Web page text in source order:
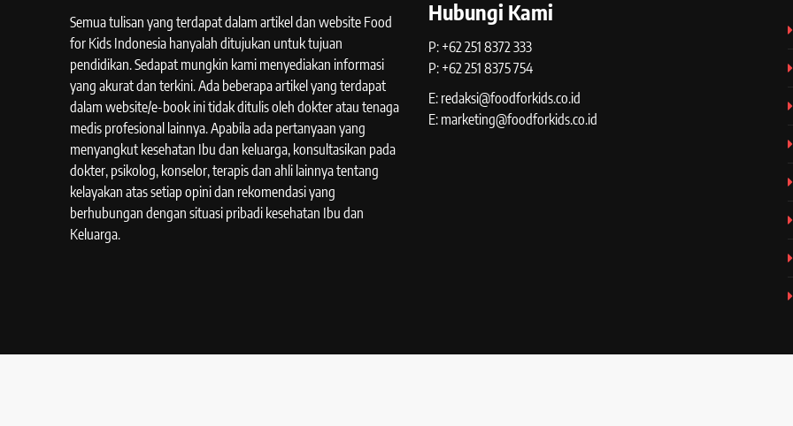
Semua tulisan yang terdapat dalam artikel dan website Food
for Kids Indonesia hanyalah ditujukan untuk tujuan
pendidikan. Sedapat mungkin kami menyediakan informasi
yang akurat dan terkini. Ada beberapa artikel yang terdapat
dalam website/e-book ini tidak ditulis oleh dokter atau tenaga
medis profesional lainnya. Apabila ada pertanyaan yang
menyangkut kesehatan Ibu dan keluarga, konsultasikan pada
dokter, psikolog, konselor, terapis dan ahli lainnya tentang
kelayakan atas setiap opini dan rekomendasi yang
berhubungan dengan situasi pribadi kesehatan Ibu dan
Keluarga.
Hubungi Kami
P: +62 251 8372 333
P: +62 251 8375 754
E: redaksi@foodforkids.co.id
E: marketing@foodforkids.co.id